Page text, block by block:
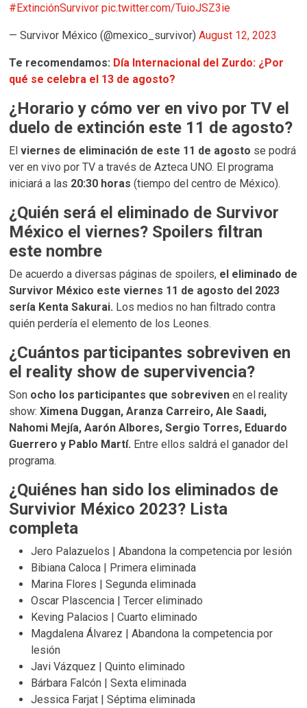
#ExtinciónSurvivor pic.twitter.com/TuioJSZ3ie
— Survivor México (@mexico_survivor)August 12, 2023
Te recomendamos: Día Internacional del Zurdo: ¿Por
qué se celebra el 13 de agosto?
¿Horario y cómo ver en vivo por TV el
duelo de extinción este 11 de agosto?
Elviernes de eliminación de este 11 de agosto se podrá
ver en vivo por TV a través de Azteca UNO. El programa
iniciará a las 20:30 horas (tiempo del centro de México).
¿Quién será el eliminado de Survivor
México el viernes? Spoilers filtran
este nombre
De acuerdo a diversas páginas de spoilers, el eliminado de
Survivor México este viernes 11 de agosto del 2023
sería Kenta Sakurai. Los medios no han filtrado contra
quién perdería el elemento de los Leones.
¿Cuántos participantes sobreviven en
el reality show de supervivencia?
Son ocho los participantes que sobreviven en el reality
show:Ximena Duggan, Aranza Carreiro, Ale Saadi,
Nahomi Mejía, Aarón Albores, Sergio Torres, Eduardo
Guerrero y Pablo Martí. Entre ellos saldrá el ganador del
programa.
¿Quiénes han sido los eliminados de
Survivior México 2023? Lista
completa
Jero Palazuelos | Abandona la competencia por lesión
Bibiana Caloca | Primera eliminada
Marina Flores | Segunda eliminada
Oscar Plascencia | Tercer eliminado
Keving Palacios | Cuarto eliminado
Magdalena Álvarez | Abandona la competencia por
lesión
Javi Vázquez | Quinto eliminado
Bárbara Falcón | Sexta eliminada
Jessica Farjat | Séptima eliminada